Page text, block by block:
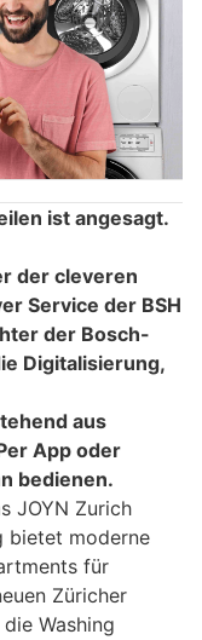
ist angesagt.
der cleveren
Service der BSH
der Bosch-
Digitalisierung,
aus
App oder
bedienen.
JOYN Zurich
bietet moderne
für
Züricher
Washing